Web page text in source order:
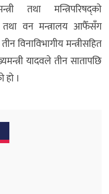
तथा मन्त्रिपरिषद्को
तथा वन मन्त्रालय आफैँसँग
विनाविभागीय मन्त्रीसहित
यादवले तीन सातापछि
हो ।